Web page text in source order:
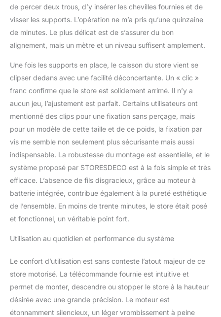
Garantie de qualité et
service client ainsi qu’un
service après-vente
excellent pour vous offrir
confiance et satisfaction
de percer deux trous, d’y insérer les chevilles fournies et de
visser les supports. L’opération ne m’a pris qu’une quinzaine
de minutes. Le plus délicat est de s’assurer du bon
alignement, mais un mètre et un niveau suffisent amplement.
Une fois les supports en place, le caisson du store vient se
clipser dedans avec une facilité déconcertante. Un « clic »
franc confirme que le store est solidement arrimé. Il n’y a
aucun jeu, l’ajustement est parfait. Certains utilisateurs ont
mentionné des clips pour une fixation sans perçage, mais
pour un modèle de cette taille et de ce poids, la fixation par
vis me semble non seulement plus sécurisante mais aussi
indispensable. La robustesse du montage est essentielle, et le
système proposé par STORESDECO est à la fois simple et très
efficace. L’absence de fils disgracieux, grâce au moteur à
batterie intégrée, contribue également à la pureté esthétique
de l’ensemble. En moins de trente minutes, le store était posé
et fonctionnel, un véritable point fort.
Utilisation au quotidien et performance du système
Le confort d’utilisation est sans conteste l’atout majeur de ce
store motorisé. La télécommande fournie est intuitive et
permet de monter, descendre ou stopper le store à la hauteur
désirée avec une grande précision. Le moteur est
étonnamment silencieux, un léger vrombissement à peine